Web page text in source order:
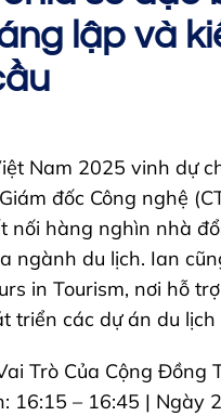
lập và
Nam 2025 vinh dự
đốc Công nghệ
nối hàng nghìn nhà
ngành du lịch. Ian
in Tourism, nơi hỗ
triển các dự án du
Trò Của Cộng
16:15 – 16:45 | Ngày